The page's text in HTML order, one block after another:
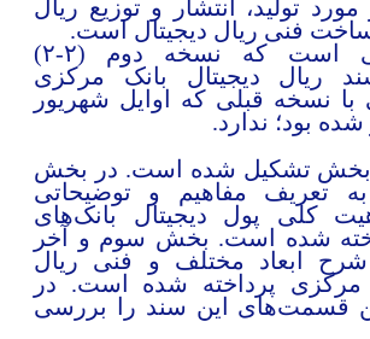
انتشار و توزیع ریال
فنی ریال دیجیتال است.
این در حالی است که نسخه دوم (۲-۲)
دیجیتال بانک مرکزی
نسخه قبلی که اوایل شهریور
ندارد.
از ۳ بخش تشکیل شده است. در بخش
مفاهیم و توضیحاتی
کلی پول دیجیتال بانک‌های
شده است. بخش سوم و آخر
ابعاد مختلف و فنی ریال
پرداخته شده است. در
این سند را بررسی